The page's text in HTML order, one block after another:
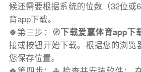
候还需要根据系统的位数（32位或
育app下载。
🍀第三步：🧭下载爱赢体育app下
接或按钮开始下载。根据您的浏览
您保存位置。